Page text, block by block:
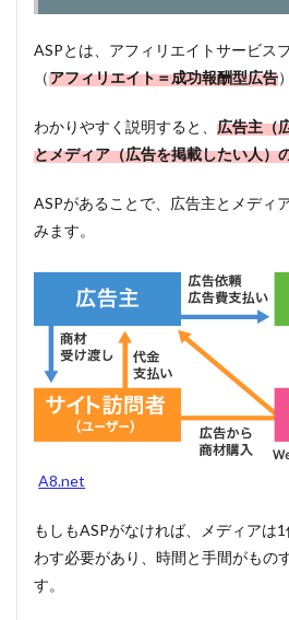
ＡＳ
Ｐと
1.1.1
成果報
1.1.2
1.1.3
クロー
ASP
1.2
ＡＳ
Ｐ紹
録必
須】人
ASPとは、アフィリエイトサービス
（アフィリエイト＝成功報酬型広告）
わかりやすく説明すると、 広告主（
とメディア（広告を掲載したい人）
ASPがあることで、広告主とメディ
みます。
A8.net
もしもASPがなければ、メディアは
わす必要があり、時間と手間がもの
す。